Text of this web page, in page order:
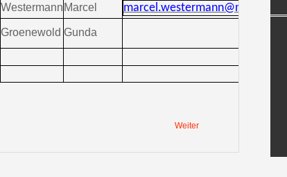
Westermann Marcel marcel.westermann@njf.de
Groenewold Gunda
Weiter